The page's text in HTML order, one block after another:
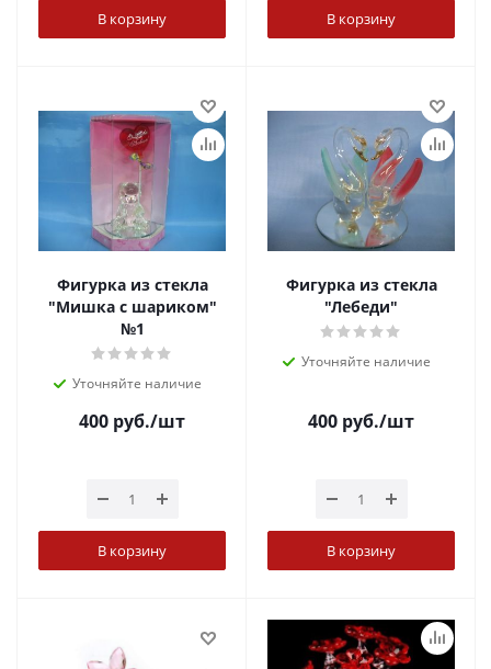
В корзину В корзину
Фигурка из стекла
"Мишка с шариком"
№1
Уточняйте наличие
400 руб./шт
В корзину
Фигурка из стекла
"Лебеди"
Уточняйте наличие
400 руб./шт
В корзину